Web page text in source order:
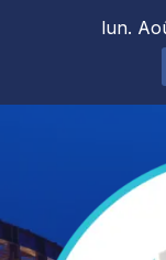
lun.